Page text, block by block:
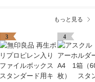
もっと見る
3 4